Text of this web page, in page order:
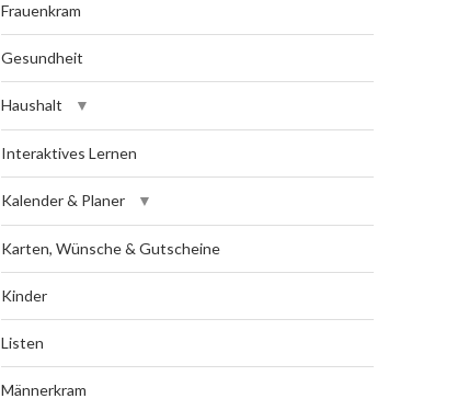
Frauenkram
Gesundheit
Haushalt
Interaktives Lernen
Kalender & Planer
Karten, Wünsche & Gutscheine
Kinder
Listen
Männerkram